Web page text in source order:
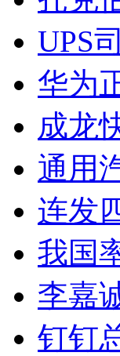
UPS
华为
成龙
通用
连发
我国
李嘉
钉钉